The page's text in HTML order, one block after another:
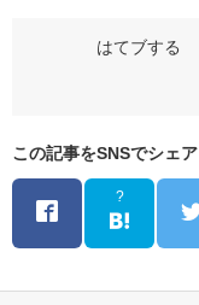
この記事をSNSでシェア
?